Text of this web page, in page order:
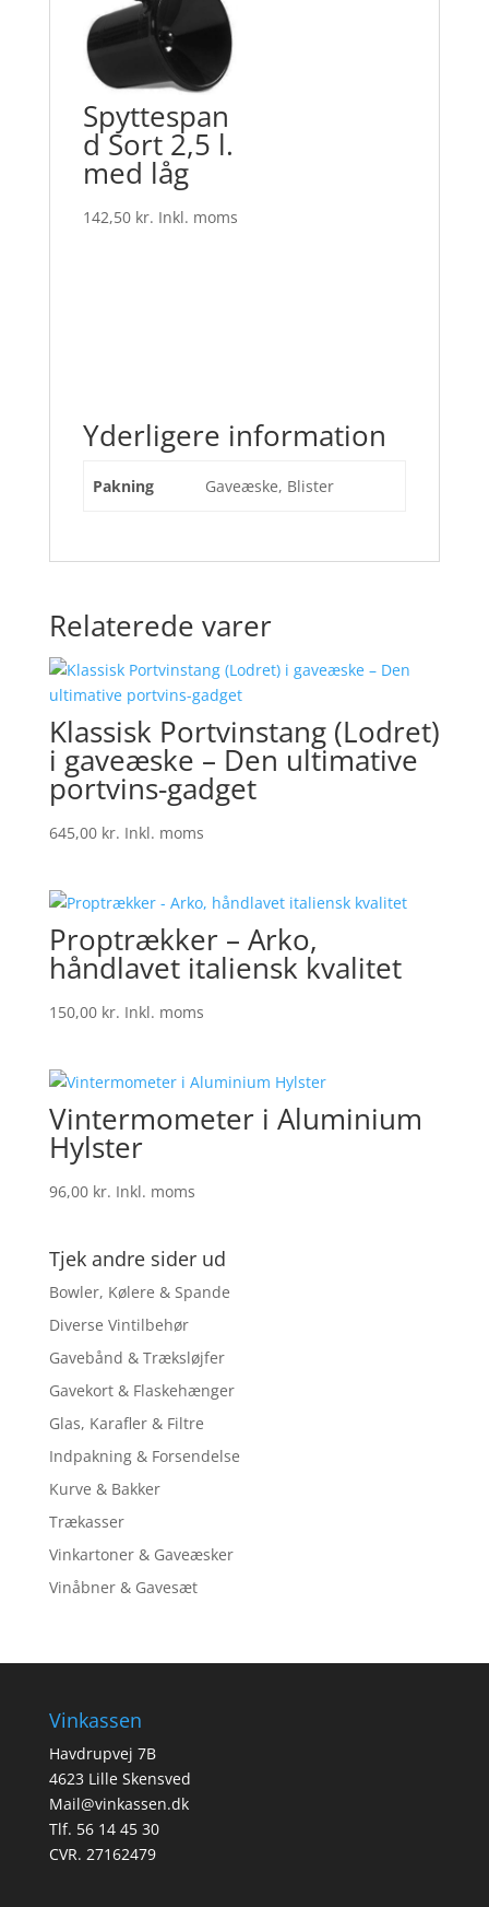
Spyttespan
d Sort 2,5 l.
med låg
142,50 kr. Inkl. moms
Yderligere information
Pakning Gaveæske, Blister
Relaterede varer
Klassisk Portvinstang (Lodret)
i gaveæske – Den ultimative
portvins-gadget
645,00 kr. Inkl. moms
Proptrækker – Arko,
håndlavet italiensk kvalitet
150,00 kr. Inkl. moms
Vintermometer i Aluminium
Hylster
96,00 kr. Inkl. moms
Tjek andre sider ud
Bowler, Kølere & Spande
Diverse Vintilbehør
Gavebånd & Træksløjfer
Gavekort & Flaskehænger
Glas, Karafler & Filtre
Indpakning & Forsendelse
Kurve & Bakker
Trækasser
Vinkartoner & Gaveæsker
Vinåbner & Gavesæt
Vinkassen
Havdrupvej 7B
4623 Lille Skensved
Mail@vinkassen.dk
Tlf. 56 14 45 30
CVR. 27162479